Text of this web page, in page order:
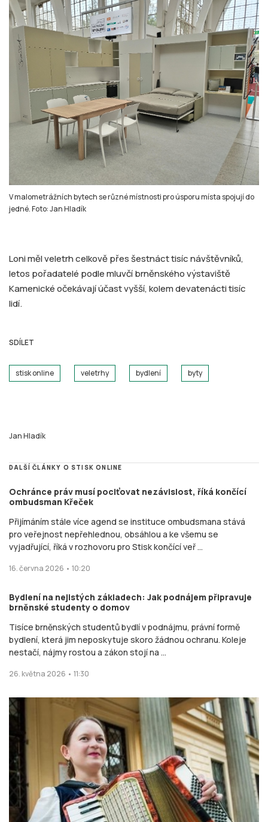
V malometrážních bytech se různé místnosti pro úsporu místa spojují do
jedné. Foto: Jan Hladík
Loni měl veletrh celkově přes šestnáct tisíc návštěvníků,
letos pořadatelé podle mluvčí brněnského výstaviště
Kamenické očekávají účast vyšší, kolem devatenácti tisíc
lidí.
SDÍLET
stisk online veletrhy bydlení byty
Jan Hladík
DALŠÍ ČLÁNKY O STISK ONLINE
Ochránce práv musí pociťovat nezávislost, říká končící
ombudsman Křeček
Přijímáním stále více agend se instituce ombudsmana stává
pro veřejnost nepřehlednou, obsáhlou a ke všemu se
vyjadřující, říká v rozhovoru pro Stisk končící veř ...
16. června 2026 • 10:20
Bydlení na nejistých základech: Jak podnájem připravuje
brněnské studenty o domov
Tisíce brněnských studentů bydlí v podnájmu, právní formě
bydlení, která jim neposkytuje skoro žádnou ochranu. Koleje
nestačí, nájmy rostou a zákon stojí na ...
26. května 2026 • 11:30